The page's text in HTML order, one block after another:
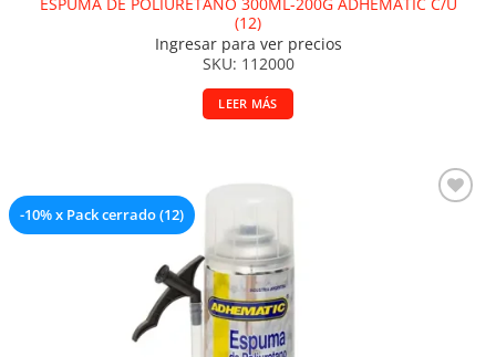
ESPUMA DE POLIURETANO 300ML-200G ADHEMATIC C/U
(12)
Ingresar para ver precios
SKU: 112000
LEER MÁS
-10% x Pack cerrado (12)